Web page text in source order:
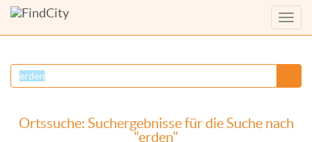
Menü
Ortssuche: Suchergebnisse für die Suche nach
"erden"